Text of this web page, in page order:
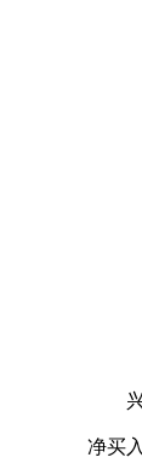
净买